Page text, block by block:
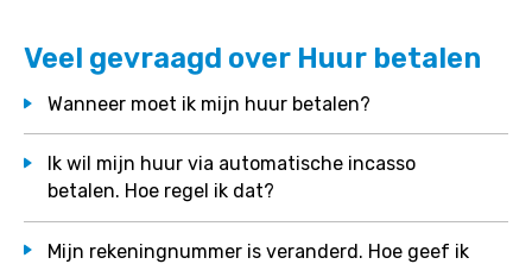
Veel gevraagd over Huur betalen
Wanneer moet ik mijn huur betalen?
betalen. Hoe regel ik dat?
Mijn rekeningnummer is veranderd. Hoe geef ik